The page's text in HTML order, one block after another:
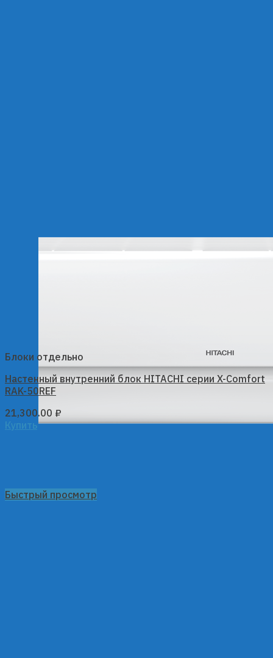
Быстрый просмотр
Блоки отдельно
Настенный внутренний блок HITACHI серии X-Comfort
RAK-50REF
21,300.00 ₽
Купить